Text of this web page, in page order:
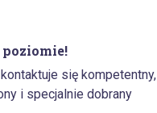
poziomie!
się kompetentny,
i specjalnie dobrany